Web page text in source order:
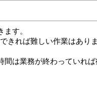
す。
きれば難しい作業はあり
は業務が終わっていれ